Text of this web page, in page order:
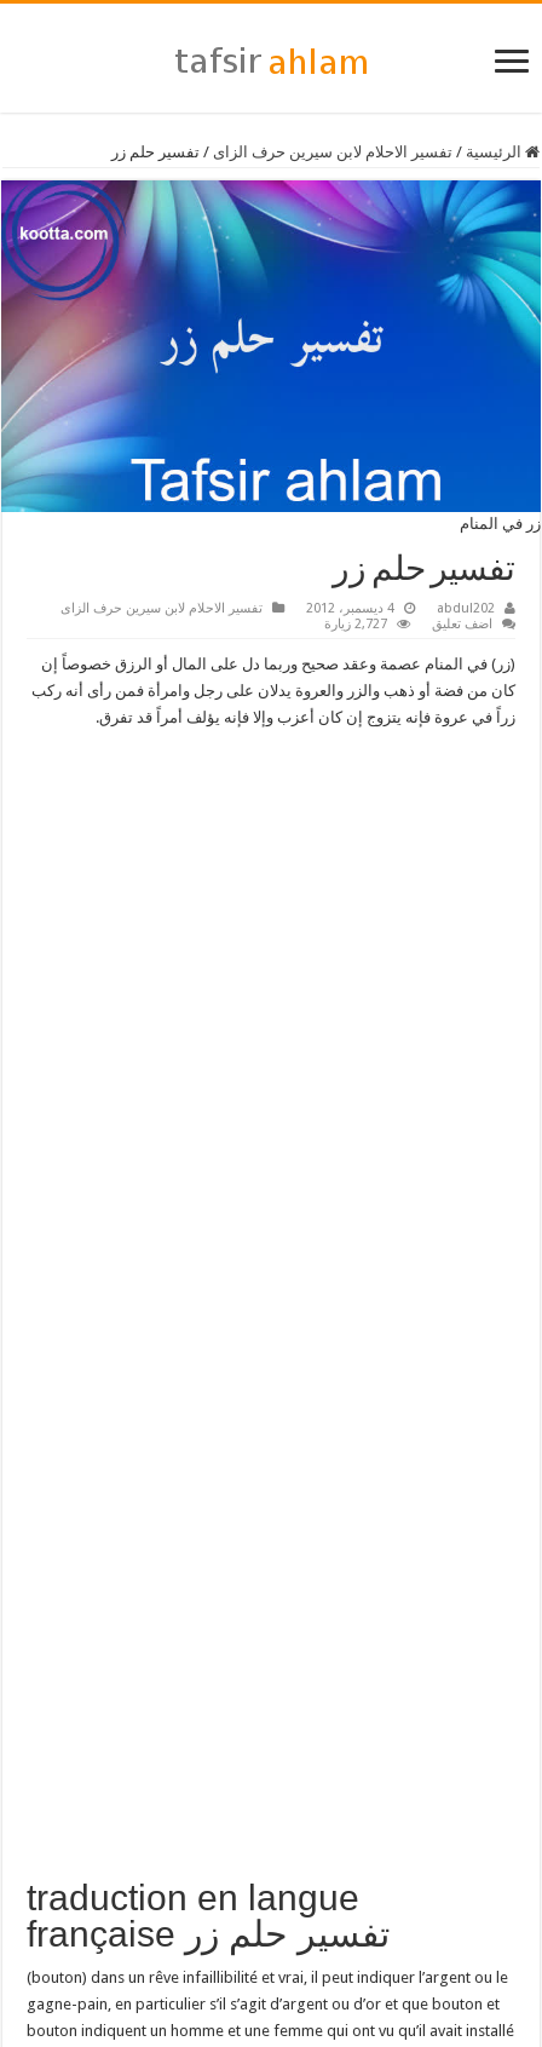
الرئيسية / تفسير الاحلام لابن سيرين حرف الزاى / تفسير حلم زر
زر في المنام
تفسير حلم زر
abdul202 4 ديسمبر، 2012
تفسير الاحلام لابن سيرين حرف الزاى
اضف تعليق
2,727 زيارة
(زر) في المنام عصمة وعقد صحيح وربما دل على المال أو الرزق خصوصاً إن
كان من فضة أو ذهب والزر والعروة يدلان على رجل وامرأة فمن رأى أنه ركب
زراً في عروة فإنه يتزوج إن كان أعزب وإلا فإنه يؤلف أمراً قد تفرق.
traduction en langue
française تفسير حلم زر
(bouton) dans un rêve infaillibilité et vrai, il peut indiquer l’argent ou le
gagne-pain, en particulier s’il s’agit d’argent ou d’or et que bouton et
bouton indiquent un homme et une femme qui ont vu qu’il avait installé